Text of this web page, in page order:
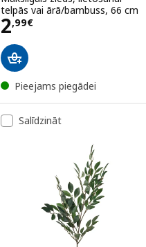
telpās vai ārā/bambuss, 66 cm
2,99€
Cena 2,99€
Pieejams piegādei
Salīdzināt